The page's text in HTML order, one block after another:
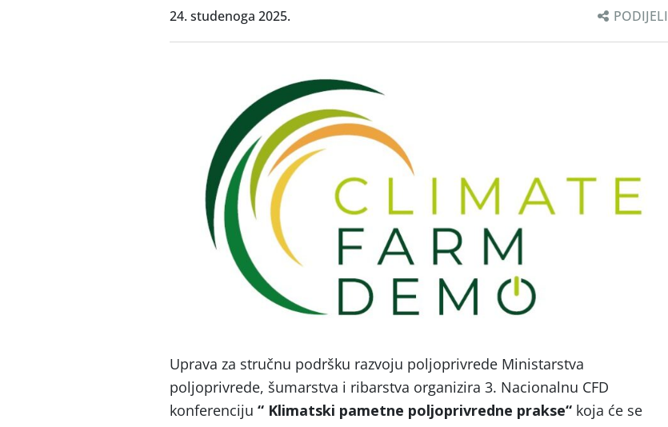
24. studenoga 2025. PODIJELI
Uprava za stručnu podršku razvoju poljoprivrede Ministarstva
poljoprivrede, šumarstva i ribarstva organizira 3. Nacionalnu CFD
konferenciju “ Klimatski pametne poljoprivredne prakse“ koja će se